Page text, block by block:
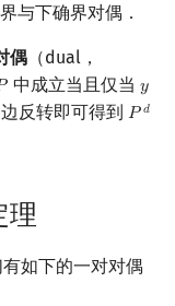
与下确界对偶．
偶（dual，
中成立当且仅当 𝑦
y⪯
反转即可得到𝑃 𝑑
Pd
理
有如下的一对对偶